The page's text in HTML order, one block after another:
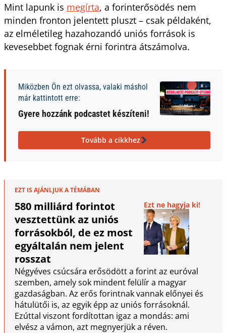
Mint lapunk is megírta, a forinterősödés nem
minden fronton jelentett pluszt – csak példaként,
az elméletileg hazahozandó uniós források is
kevesebbet fognak érni forintra átszámolva.
Miközben Ön ezt olvassa, valaki máshol
már kattintott erre:
Gyere hozzánk podcastet készíteni!
Tovább a cikkhez
EZT IS AJÁNLJUK A TÉMÁBAN
580 milliárd forintot
vesztettünk az uniós
forrásokból, de ez most
egyáltalán nem jelent
rosszat
Ezt ne hagyja ki!
Négyéves csúcsára erősödött a forint az euróval
szemben, amely sok mindent felülír a magyar
gazdaságban. Az erős forintnak vannak előnyei és
hátulütői is, az egyik épp az uniós forrásoknál.
Ezúttal viszont fordítottan igaz a mondás: ami
elvész a vámon, azt megnyerjük a réven.